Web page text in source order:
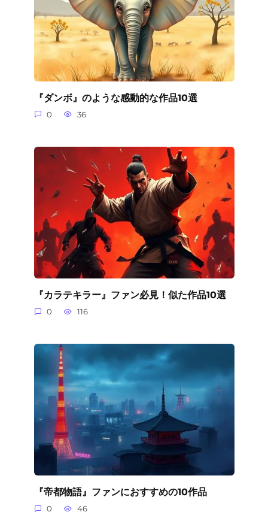
『ダンボ』のような感動的な作品10選
0 36
『カラテキラー』ファン必見！似た作品10選
0 116
『帝都物語』ファンにおすすめの10作品
0 46